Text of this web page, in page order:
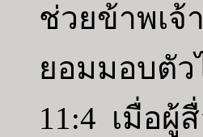
ช่วยข้าพเ
ยอมมอบตัว
11:4 เมื่อผู้